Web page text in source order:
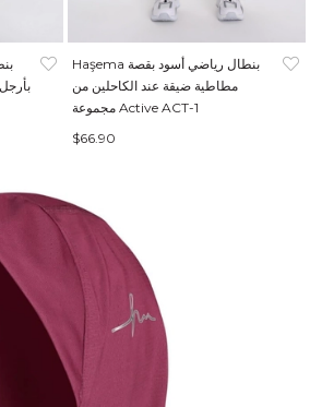
Haşema بنطال رياضي أسود بقصة
مطاطية ضيقة عند الكاحلين من
مجموعة Active ACT-1
$66.90